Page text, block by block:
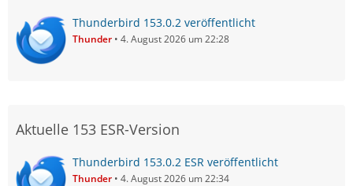
Thunderbird 153.0.2 veröffentlicht
Thunder 4. August 2026 um 22:28
Aktuelle 153 ESR-Version
Thunderbird 153.0.2 ESR veröffentlicht
Thunder 4. August 2026 um 22:34